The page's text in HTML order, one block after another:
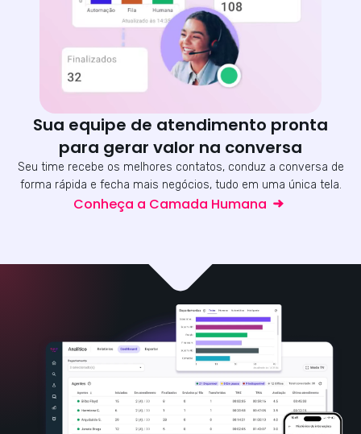
Sua equipe de atendimento pronta
para gerar valor na conversa
Seu time recebe os melhores contatos, conduz a conversa de
forma rápida e fecha mais negócios, tudo em uma única tela.
Conheça a Camada Humana